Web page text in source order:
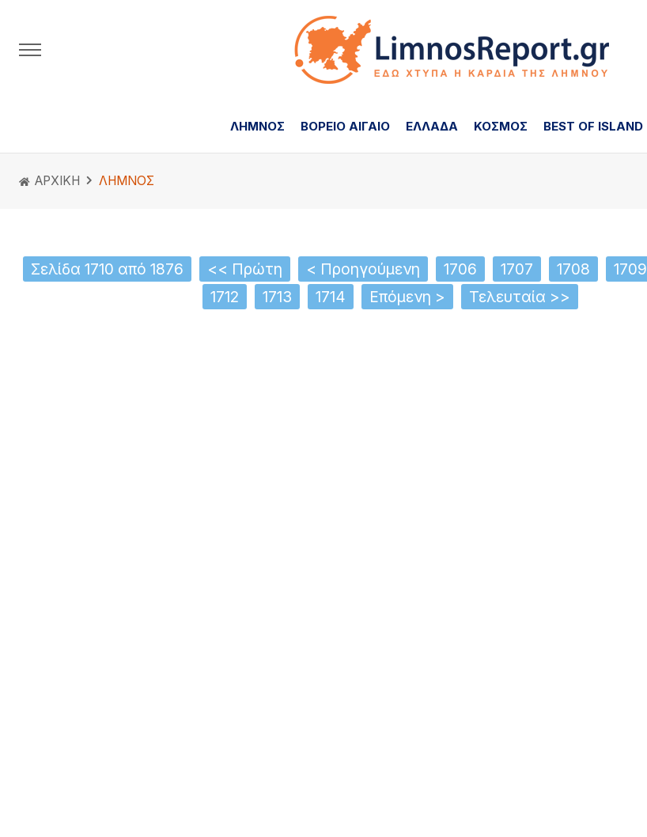
ΛΗΜΝΟΣ ΒΟΡΕΙΟ ΑΙΓΑΙΟ ΕΛΛΑΔΑ ΚΟΣΜΟΣ BEST OF ISLAND
ΑΡΧΙΚΗ ΛΗΜΝΟΣ
Σελίδα 1710 από 1876 << Πρώτη < Προηγούμενη 1706 1707 1708 1709
1712
1713 1714 Επόμενη > Τελευταία >>